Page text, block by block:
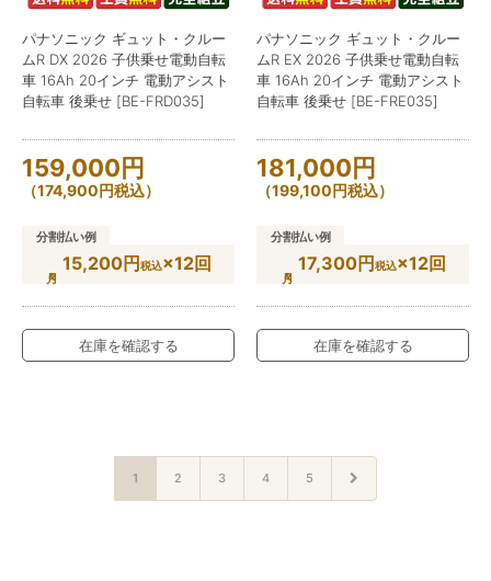
パナソニック ギュット・クルー
ムR DX 2026 子供乗せ電動自転
車 16Ah 20インチ 電動アシスト
自転車 後乗せ [BE-FRD035]
159,000円
（174,900円税込）
分割払い例
15,200円税込×12回
在庫を確認する
パナソニック ギュット・クルー
ムR EX 2026 子供乗せ電動自転
車 16Ah 20インチ 電動アシスト
自転車 後乗せ [BE-FRE035]
181,000円
（199,100円税込）
分割払い例
17,300円税込×12回
在庫を確認する
1 2 3 4 5